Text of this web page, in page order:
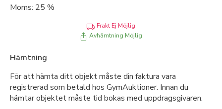
Moms: 25 %
Frakt Ej Möjlig
Avhämtning Möjlig
Hämtning
För att hämta ditt objekt måste din faktura vara
registrerad som betald hos GymAuktioner. Innan du
hämtar objektet måste tid bokas med uppdragsgivaren.